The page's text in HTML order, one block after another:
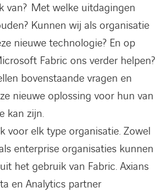
van? Met welke uitdagingen
Kunnen wij als organisatie
nieuwe technologie? En op
Fabric ons verder helpen?
bovenstaande vragen en
nieuwe oplossing voor hun van
kan zijn.
voor elk type organisatie. Zowel
enterprise organisaties kunnen
het gebruik van Fabric. Axians
en Analytics partner